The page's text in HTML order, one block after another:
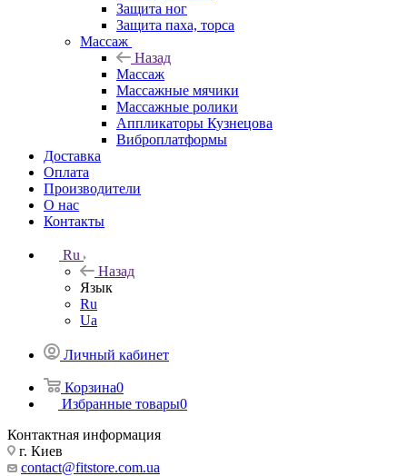
Защита ног
Защита паха, торса
Массаж
Назад
Массаж
Массажные мячики
Массажные ролики
Аппликаторы Кузнецова
Виброплатформы
Доставка
Оплата
Производители
О нас
Контакты
Ru
Назад
Язык
Ru
Ua
Личный кабинет
Корзина0
Избранные товары0
Контактная информация
г. Киев
contact@fitstore.com.ua